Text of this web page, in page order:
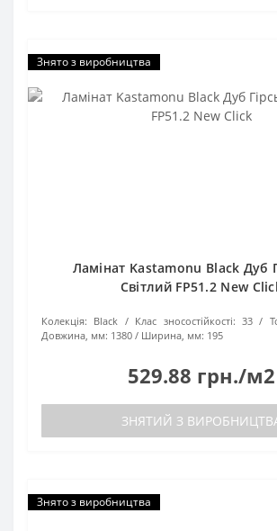
Знято з виробництва
Ламінат Kastamonu Black Дуб
Світлий FP51.2 New
Колекція: Black Клас зносостійкості: 33
Довжина, мм: 1380 Ширина, мм: 195
529.88 грн./м2
ЗНЯТИЙ З
Знято з виробництва